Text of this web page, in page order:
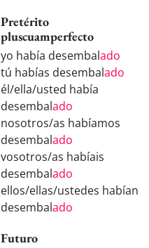
Pretérito
pluscuamperfecto
yo había desembalado
tú habías desembalado
él/ella/usted había
desembalado
nosotros/as habíamos
desembalado
vosotros/as habíais
desembalado
ellos/ellas/ustedes habían
desembalado
Futuro